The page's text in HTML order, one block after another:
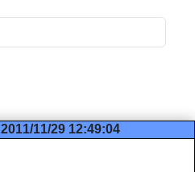
2011/11/29 12:49:04